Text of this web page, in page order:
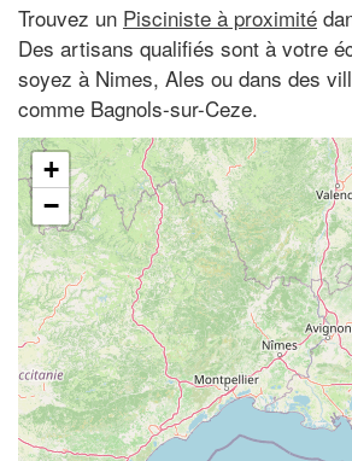
Trouvez un Pisciniste à proximité
Des artisans qualifiés sont à votre
soyez à Nimes, Ales ou dans des
comme Bagnols-sur-Ceze.
+
−